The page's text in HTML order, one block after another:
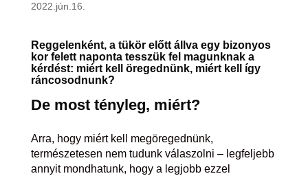
2022.jún.16.
Reggelenként, a tükör előtt állva egy bizonyos
kor felett naponta tesszük fel magunknak a
kérdést: miért kell öregednünk, miért kell így
ráncosodnunk?
De most tényleg, miért?
Arra, hogy miért kell megöregednünk,
természetesen nem tudunk válaszolni – legfeljebb
annyit mondhatunk, hogy a legjobb ezzel